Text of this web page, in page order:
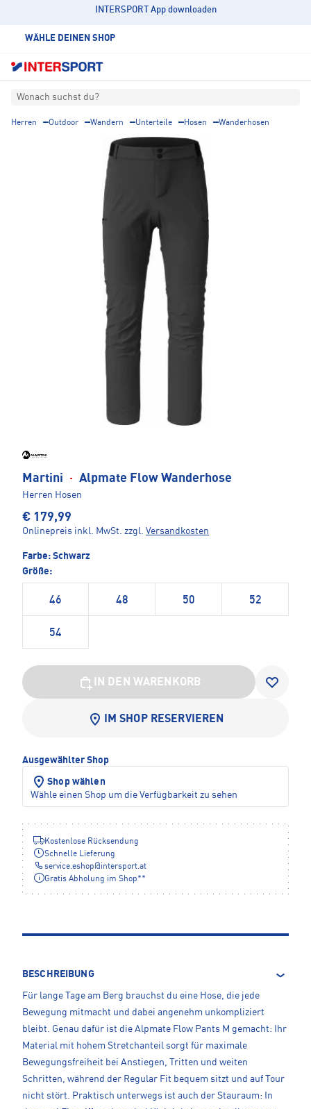
INTERSPORT App downloaden
WÄHLE DEINEN SHOP
Wonach suchst du?
Herren Outdoor Wandern Unterteile Hosen Wanderhosen
Martini · Alpmate Flow Wanderhose
Herren Hosen
€ 179,99
Onlinepreis inkl. MwSt. zzgl. Versandkosten
Farbe: Schwarz
Größe:
46 48 50 52
54
IN DEN WARENKORB
IM SHOP RESERVIEREN
Ausgewählter Shop
Shop wählen
Wähle einen Shop um die Verfügbarkeit zu sehen
Kostenlose Rücksendung
Schnelle Lieferung
service.eshop@intersport.at
Gratis Abholung im Shop**
BESCHREIBUNG
Für lange Tage am Berg brauchst du eine Hose, die jede
Bewegung mitmacht und dabei angenehm unkompliziert
bleibt. Genau dafür ist die Alpmate Flow Pants M gemacht: Ihr
Material mit hohem Stretchanteil sorgt für maximale
Bewegungsfreiheit bei Anstiegen, Tritten und weiten
Schritten, während der Regular Fit bequem sitzt und auf Tour
nicht stört. Praktisch unterwegs ist auch der Stauraum: In